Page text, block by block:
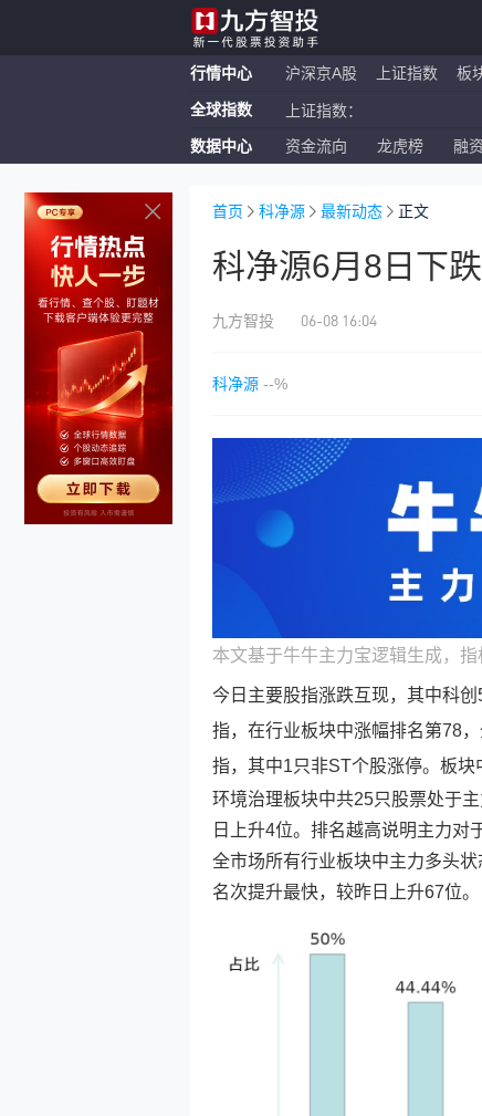
行情中心 沪深京A股 上证指数 板
全球指数 上证指数：
恒生指数：
数据中心 资金流向 龙虎榜 融
首页 科净源 最新动态 正文
科净源6月8日下
九方智投 06-08 16:04
科净源 --%
本文基于牛牛主力宝逻辑生成，指
今日主要股指涨跌互现，其中科创
指，在行业板块中涨幅排名第78，
指，其中1只非ST个股涨停。板块
环境治理板块中共25只股票处于
日上升4位。排名越高说明主力对
全市场所有行业板块中主力多头
名次提升最快，较昨日上升67位。